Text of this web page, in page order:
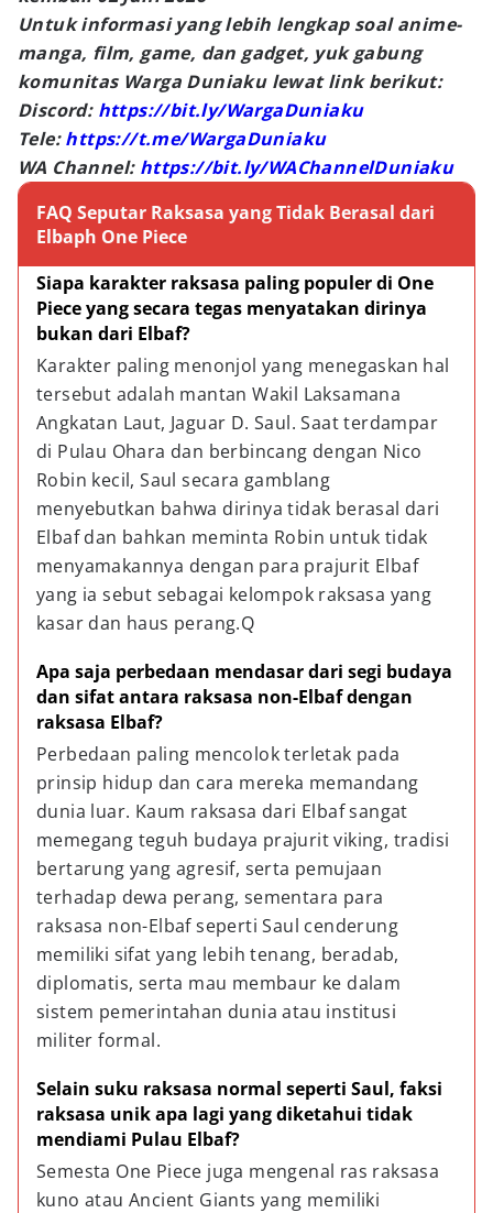
Untuk informasi yang lebih lengkap soal anime-
manga, film, game, dan gadget, yuk gabung
komunitas Warga Duniaku lewat link berikut:
Discord: https://bit.ly/WargaDuniaku
Tele:https://t.me/WargaDuniaku
WA Channel: https://bit.ly/WAChannelDuniaku
FAQ Seputar Raksasa yang Tidak Berasal dari
Elbaph One Piece
Siapa karakter raksasa paling populer di One
Piece yang secara tegas menyatakan dirinya
bukan dari Elbaf?
Karakter paling menonjol yang menegaskan hal
tersebut adalah mantan Wakil Laksamana
Angkatan Laut, Jaguar D. Saul. Saat terdampar
di Pulau Ohara dan berbincang dengan Nico
Robin kecil, Saul secara gamblang
menyebutkan bahwa dirinya tidak berasal dari
Elbaf dan bahkan meminta Robin untuk tidak
menyamakannya dengan para prajurit Elbaf
yang ia sebut sebagai kelompok raksasa yang
kasar dan haus perang.Q
Apa saja perbedaan mendasar dari segi budaya
dan sifat antara raksasa non-Elbaf dengan
raksasa Elbaf?
Perbedaan paling mencolok terletak pada
prinsip hidup dan cara mereka memandang
dunia luar. Kaum raksasa dari Elbaf sangat
memegang teguh budaya prajurit viking, tradisi
bertarung yang agresif, serta pemujaan
terhadap dewa perang, sementara para
raksasa non-Elbaf seperti Saul cenderung
memiliki sifat yang lebih tenang, beradab,
diplomatis, serta mau membaur ke dalam
sistem pemerintahan dunia atau institusi
militer formal.
Selain suku raksasa normal seperti Saul, faksi
raksasa unik apa lagi yang diketahui tidak
mendiami Pulau Elbaf?
Semesta One Piece juga mengenal ras raksasa
kuno atau Ancient Giants yang memiliki